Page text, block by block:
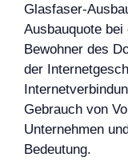
Glasfaser-
Ausbauquote
Bewohner des
der
Gebrauch von
Unternehmen
Bedeutung.